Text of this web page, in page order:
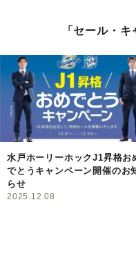
「セール・
水戸ホーリーホックJ1昇格お
でとうキャンペーン開催のお
らせ
2025.12.08